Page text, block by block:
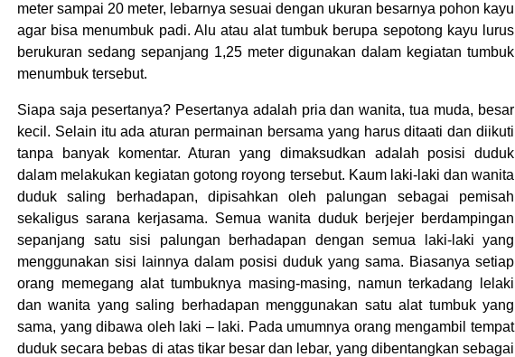
meter sampai 20 meter, lebarnya sesuai dengan ukuran besarnya pohon kayu
agar bisa menumbuk padi. Alu atau alat tumbuk berupa sepotong kayu lurus
berukuran sedang sepanjang 1,25 meter digunakan dalam kegiatan tumbuk
menumbuk tersebut.
Siapa saja pesertanya? Pesertanya adalah pria dan wanita, tua muda, besar
kecil. Selain itu ada aturan permainan bersama yang harus ditaati dan diikuti
tanpa banyak komentar. Aturan yang dimaksudkan adalah posisi duduk
dalam melakukan kegiatan gotong royong tersebut. Kaum laki-laki dan wanita
duduk saling berhadapan, dipisahkan oleh palungan sebagai pemisah
sekaligus sarana kerjasama. Semua wanita duduk berjejer berdampingan
sepanjang satu sisi palungan berhadapan dengan semua laki-laki yang
menggunakan sisi lainnya dalam posisi duduk yang sama. Biasanya setiap
orang memegang alat tumbuknya masing-masing, namun terkadang lelaki
dan wanita yang saling berhadapan menggunakan satu alat tumbuk yang
sama, yang dibawa oleh laki – laki. Pada umumnya orang mengambil tempat
duduk secara bebas di atas tikar besar dan lebar, yang dibentangkan sebagai